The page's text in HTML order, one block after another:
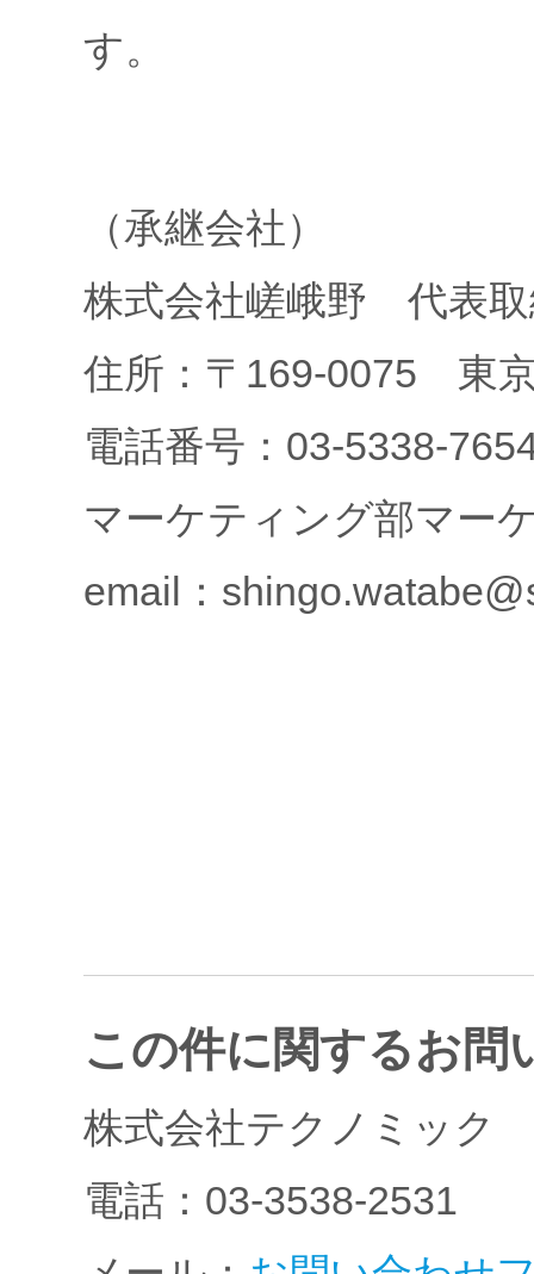
す。
（承継会社）
株式会社嵯峨野 代表
住所：〒169-0075 東
電話番号：03-5338-
マーケティング部マー
email：
この件に関するお問
株式会社テクノミック
電話：03-3538-2531